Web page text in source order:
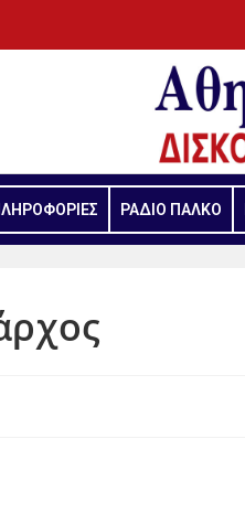
ΡΑΔΙΟ ΠΑΛΚΟ